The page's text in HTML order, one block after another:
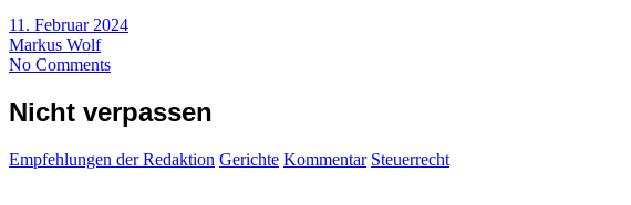
11. Februar 2024
Markus Wolf
No Comments
Nicht verpassen
Empfehlungen der Redaktion Gerichte Kommentar Steuerrecht